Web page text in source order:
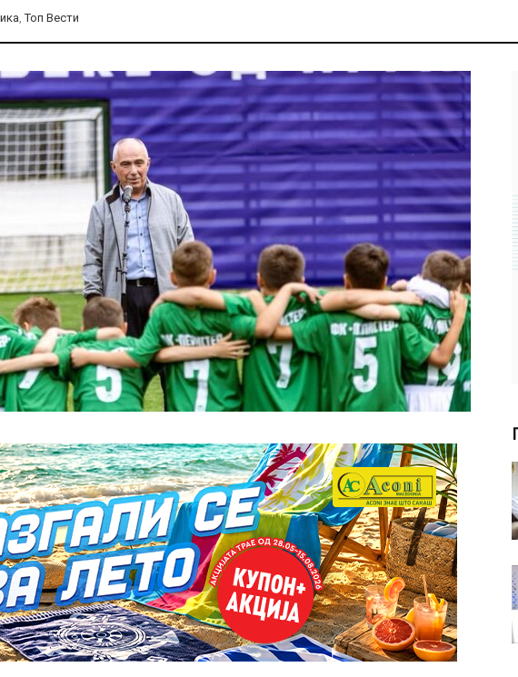
,Топ Вести